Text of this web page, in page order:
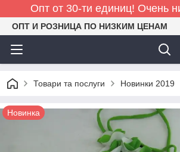
Опт от 30-ти единиц! Очень
ОПТ И РОЗНИЦА ПО НИЗКИМ ЦЕНАМ
Товари та послуги Новинки 2019
Новинка